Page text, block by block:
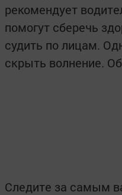
рекомендует
помогут сберечь
судить по лицам.
скрыть волнение.
Следите за самым